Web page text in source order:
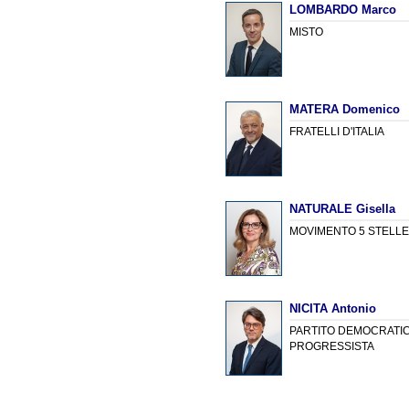
LOMBARDO Marco
MISTO
MATERA Domenico
FRATELLI D'ITALIA
NATURALE Gisella
MOVIMENTO 5 STELLE
NICITA Antonio
PARTITO
PROGRESSISTA